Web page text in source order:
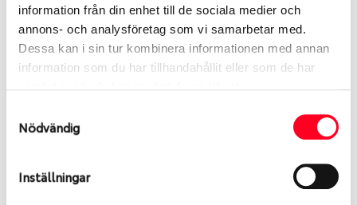
information från din enhet till de sociala medier och
annons- och analysföretag som vi samarbetar med.
Dessa kan i sin tur kombinera informationen med annan
information som du har tillhandahållit eller som de har
Nödvändig
Inställningar
Passar denna fälg min bil?
Ange registreringsnummer för att se om den fälg
Ibland kan fälgen ha bytts ut under årens lopp och
inte vara samma dimension som bilen hade ut från